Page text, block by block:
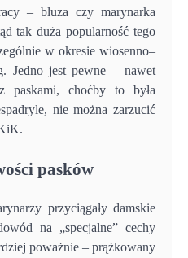
– bluza czy marynarka
tak duża popularność tego
w okresie wiosenno–
Jedno jest pewne – nawet
paskami, choćby to była
nie można zarzucić
pasków
przyciągały damskie
na „specjalne” cechy
poważnie – prążkowany